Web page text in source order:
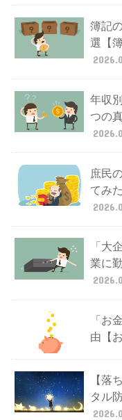
簿記
選【
年収
つの
庶民
てみ
「大
業に
「お
由【
【落
タル